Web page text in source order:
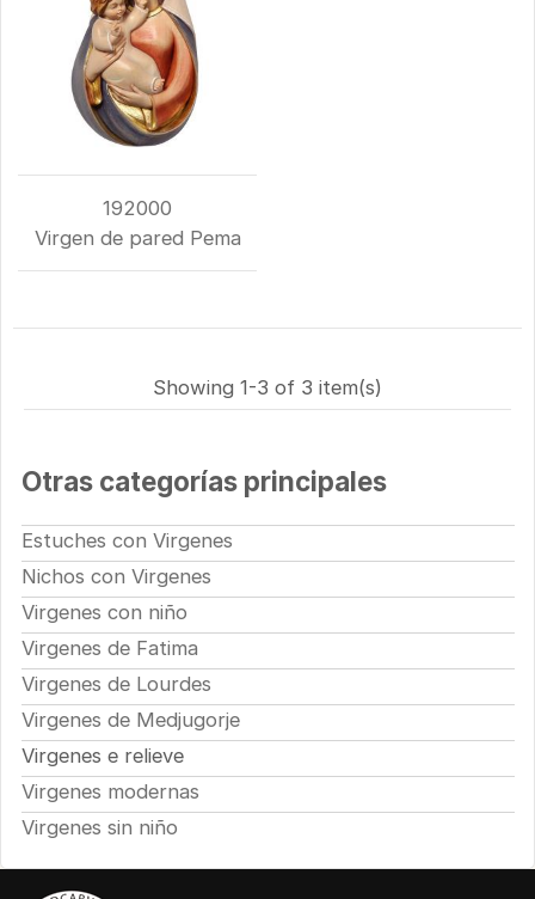
192000
Virgen de pared Pema
Showing 1-3 of 3 item(s)
Otras categorías principales
Estuches con Virgenes
Nichos con Virgenes
Virgenes con niño
Virgenes de Fatima
Virgenes de Lourdes
Virgenes de Medjugorje
Virgenes e relieve
Virgenes modernas
Virgenes sin niño